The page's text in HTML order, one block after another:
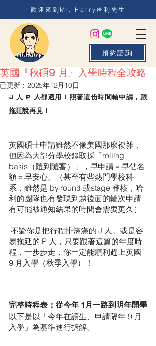
預約諮詢
歡迎來到Mr. Harry哈利先生
英國『秋碩9 月』入學時程全攻略
已更新： 2025年12月10日
J 人 P 人都適用！照著這份時間軸申請，跟
拖延說再見！
英國碩士申請雖然不像美國那麼複雜，
但因為大部分學校錄取採「rolling
basis（隨到隨審）」，早申請＝早佔名
額＝早安心。（甚至有些熱門學校科
系，雖然是 by round 或stage 審核，哈
利的團隊也有發現到越後面的輪次申請
有可能被通知結果的時間會需要更久）
易拖延的 P 人，只要跟著這篇的年度時
程，一步步走，你一定能順利趕上英國
9 月入學（秋季入學）！
完整時程表：從今年 1月一路到明年開學
以下是以「今年在讀生、申請隔年 9 月
入學」為基準進行拆解。